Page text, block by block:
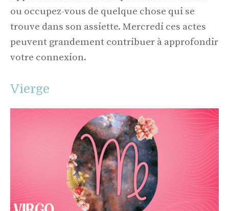
ou occupez-vous de quelque chose qui se
trouve dans son assiette. Mercredi ces actes
peuvent grandement contribuer à approfondir
votre connexion.
Vierge